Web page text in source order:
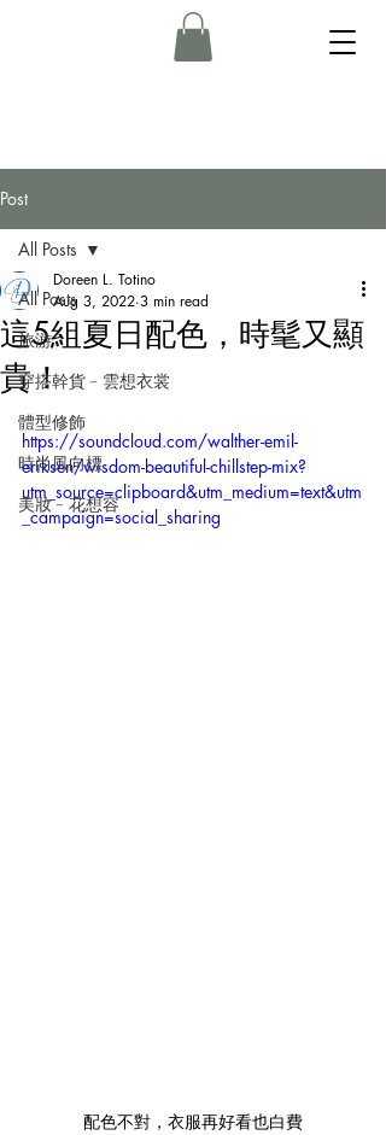
Post
All Posts
旅游
穿搭幹貨﹣雲想衣裳
體型修飾
時尚風向標
美妝﹣花想容
All Posts
這5組夏日配色，時髦又顯
貴！
Doreen L. Totino
Aug 3, 2022 3 min read
https://soundcloud.com/walther-emil-
eriksen/wisdom-beautiful-chillstep-mix?
utm_source=clipboard&utm_medium=text&utm
_campaign=social_sharing
配色不對，衣服再好看也白費